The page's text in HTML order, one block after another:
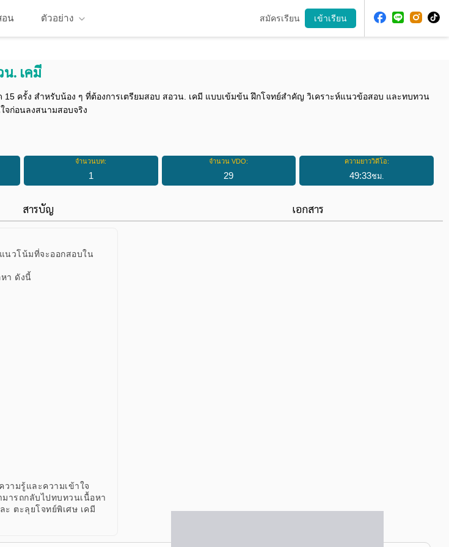
อน ตัวอย่าง สมัครเรียน เข้าเรียน
. เคมี
ครั้ง สำหรับน้อง ๆ ที่ต้องการเตรียมสอบ สอวน. เคมี แบบเข้มข้น ฝึกโจทย์สำคัญ วิเคราะห์แนวข้อสอบ และทบทวน
จก่อนลงสนามสอบจริง
จำนวนบท:
1
จำนวน VDO:
29
ความยาววิดีโอ:
49:33ชม.
สารบัญ เอกสาร
นวโน้มที่จะออกสอบใน
า ดังนี้
ามรู้และความเข้าใจ
มารถกลับไปทบทวนเนื้อหา
ะ ตะลุยโจทย์พิเศษ เคมี